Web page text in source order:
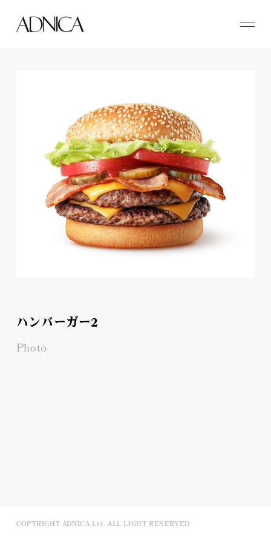
ハンバーガー2
Photo
COPYRIGHT ADNICA Ltd. ALL LIGHT RESERVED